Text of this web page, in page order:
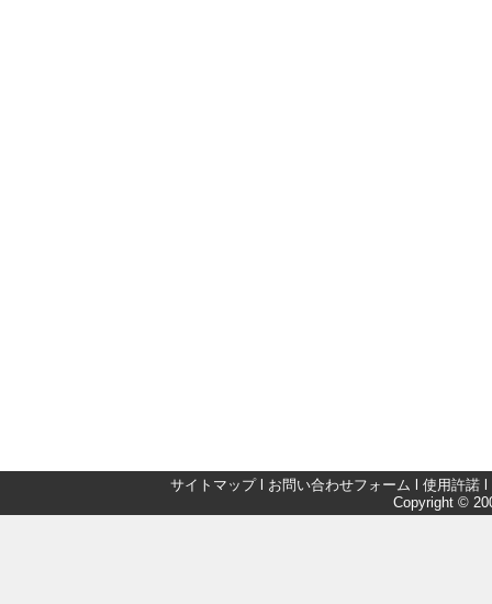
サイトマップl お問い合わせフォーム 使用許諾
Copyright ©